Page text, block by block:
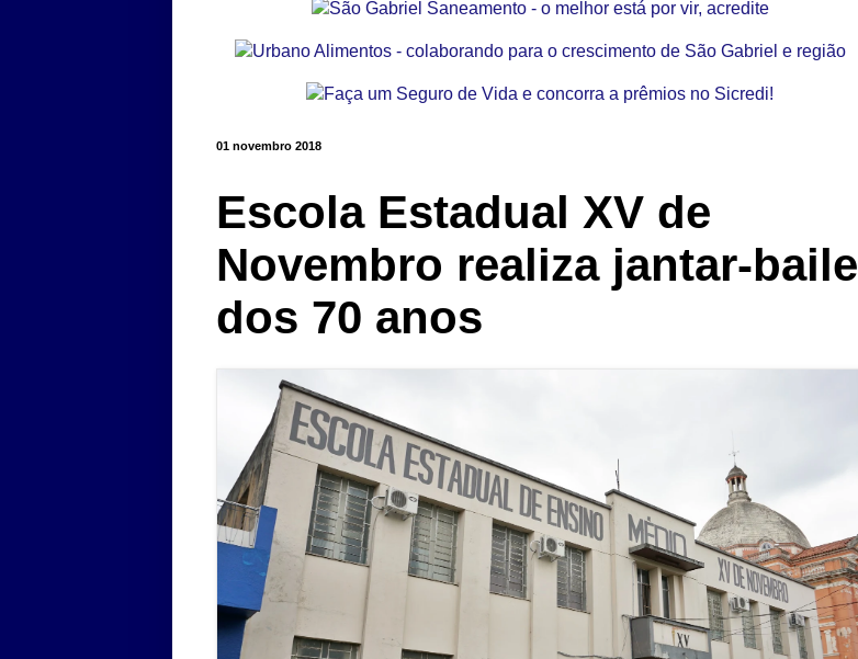
01 novembro 2018
Escola Estadual XV de
Novembro realiza jantar-baile
dos 70 anos